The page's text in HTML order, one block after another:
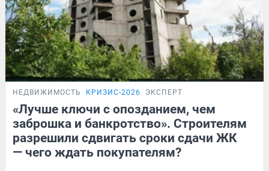
НЕДВИЖИМОСТЬ КРИЗИС-2026 ЭКСПЕРТ
«Лучше ключи с опозданием, чем
заброшка и банкротство». Строителям
разрешили сдвигать сроки сдачи ЖК
— чего ждать покупателям?